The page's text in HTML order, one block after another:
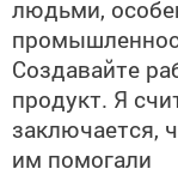
людьми,
Создавайте
продукт. Я
заключается,
им помогали